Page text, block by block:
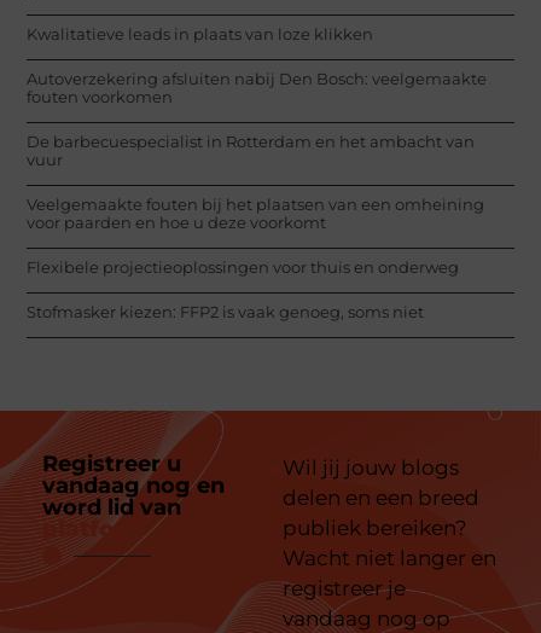
Kwalitatieve leads in plaats van loze klikken
Autoverzekering afsluiten nabij Den Bosch: veelgemaakte
fouten voorkomen
De barbecuespecialist in Rotterdam en het ambacht van
vuur
Veelgemaakte fouten bij het plaatsen van een omheining
voor paarden en hoe u deze voorkomt
Flexibele projectieoplossingen voor thuis en onderweg
Stofmasker kiezen: FFP2 is vaak genoeg, soms niet
Registreer u
vandaag nog en
word lid van
platform
Wil jij jouw blogs
delen en een breed
publiek bereiken?
Wacht niet langer en
registreer je
vandaag nog op